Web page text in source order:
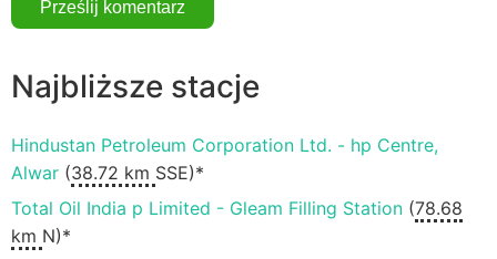
Najbliższe stacje
Hindustan Petroleum Corporation Ltd. - hp Centre,
Alwar (38.72 km SSE)*
Total Oil India p Limited - Gleam Filling Station (78.68
km N)*